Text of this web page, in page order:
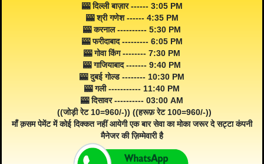
🎰 दिल्ली बाज़ार ------ 3:05 PM
🎰 श्री गणेश ------ 4:35 PM
🎰 करनाल ---------- 5:30 PM
🎰 फरीदाबाद --------- 6:05 PM
🎰 गोवा किंग -------- 7:30 PM
🎰 गाजियाबाद ------- 9:40 PM
🎰 दुबई गोल्ड -------- 10:30 PM
🎰 गली ----------- 11:40 PM
🎰 दिसावर ---------- 03:00 AM
((जोड़ी रेट 10=960/-)) ((हरूफ़ रेट 100=960/-))
माँ क़सम पेमेंट में कोई दिक्कत नहीं आयेगी एक बार सेवा का मोका जरूर दे सट्टा कंपनी
मैनेजर की ज़िम्मेवारी है